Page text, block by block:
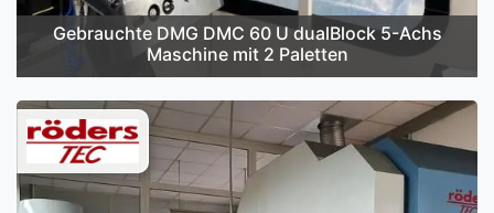
Gebrauchte DMG DMC 60 U dualBlock 5-Achs
Maschine mit 2 Paletten